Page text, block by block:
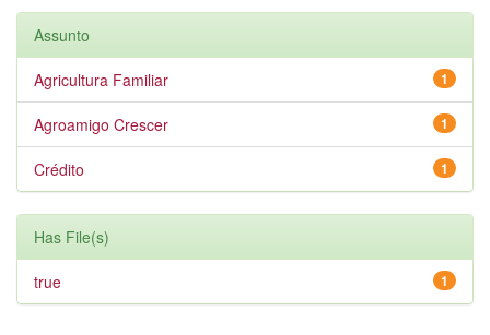
Assunto
1
Agricultura Familiar
1
Agroamigo Crescer
1
Crédito
Has File(s)
1
true